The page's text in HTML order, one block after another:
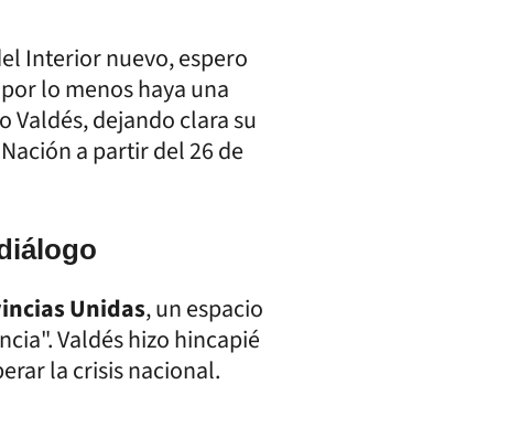
Interior nuevo, espero
lo menos haya una
Valdés, dejando clara su
a partir del 26 de
Unidas, un espacio
Valdés hizo hincapié
la crisis nacional.